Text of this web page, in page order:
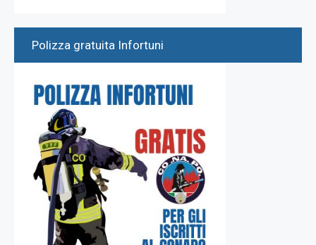
Polizza gratuita Infortuni